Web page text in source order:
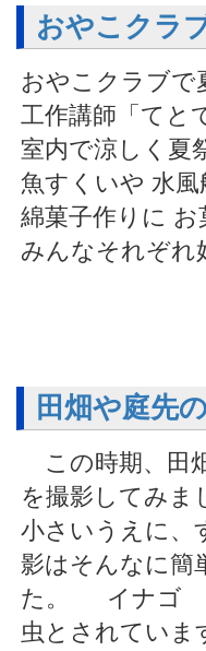
おやこクラ
おやこクラブで
工作講師「てと
室内で涼しく夏
魚すくいや 水
綿菓子作りに お
みんなそれぞ
田畑や庭先
この時期、田
を撮影してみま
小さいうえに、
影はそんなに簡
た。 イナゴ
虫とされてい